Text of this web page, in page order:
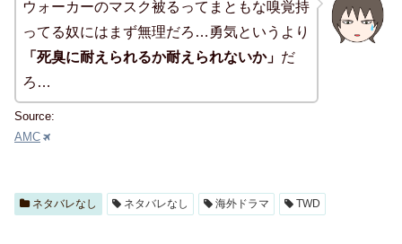
ウォーカーのマスク被るってまともな嗅覚持
ってる奴にはまず無理だろ…勇気というより
「死臭に耐えられるか耐えられないか」 だ
ろ…
Source:
AMC
ネタバレなし ネタバレなし 海外ドラマ TWD